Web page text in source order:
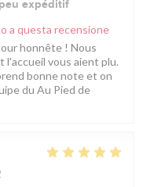
expéditif
a questa recensione
honnête ! Nous
l'accueil vous aient plu.
bonne note et on
du Au Pied de